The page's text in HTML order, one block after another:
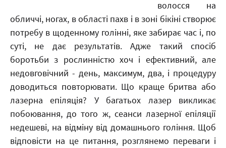
волосся на
обличчі, ногах, в області пахв і в зоні бікіні створює
потребу в щоденному голінні, яке забирає час і, по
суті, не дає результатів. Адже такий спосіб
боротьби з рослинністю хоч і ефективний, але
недовговічний - день, максимум, два, і процедуру
доводиться повторювати. Що краще бритва або
лазерна епіляція? У багатьох лазер викликає
побоювання, до того ж, сеанси лазерної епіляції
недешеві, на відміну від домашнього гоління. Щоб
відповісти на це питання, розглянемо переваги і